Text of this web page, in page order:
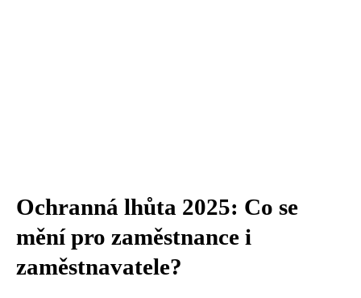
Ochranná lhůta 2025: Co se
mění pro zaměstnance i
zaměstnavatele?